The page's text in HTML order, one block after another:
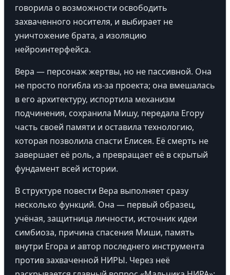
говорила о возможности освободить
захваченного носителя, и выбирает не
уничтожение брата, а изоляцию
нейроинтерфейса.
Вера — персонаж жертвы, но не пассивной. Она
не просто погибла из-за проекта; она вмешалась
в его архитектуру, испортила механизм
подчинения, сохранила Мишу, передала Егору
часть своей памяти и оставила технологию,
которая позволила спасти Елисея. Её смерть не
завершает её роль, а превращает её в скрытый
фундамент всей истории.
В структуре повести Вера выполняет сразу
несколько функций. Она — первый образец,
учёная, защитница личности, источник идеи
симбиоза, причина спасения Миши, память
внутри Егора и автор последнего инструмента
против захваченной НИРЫ. Через неё